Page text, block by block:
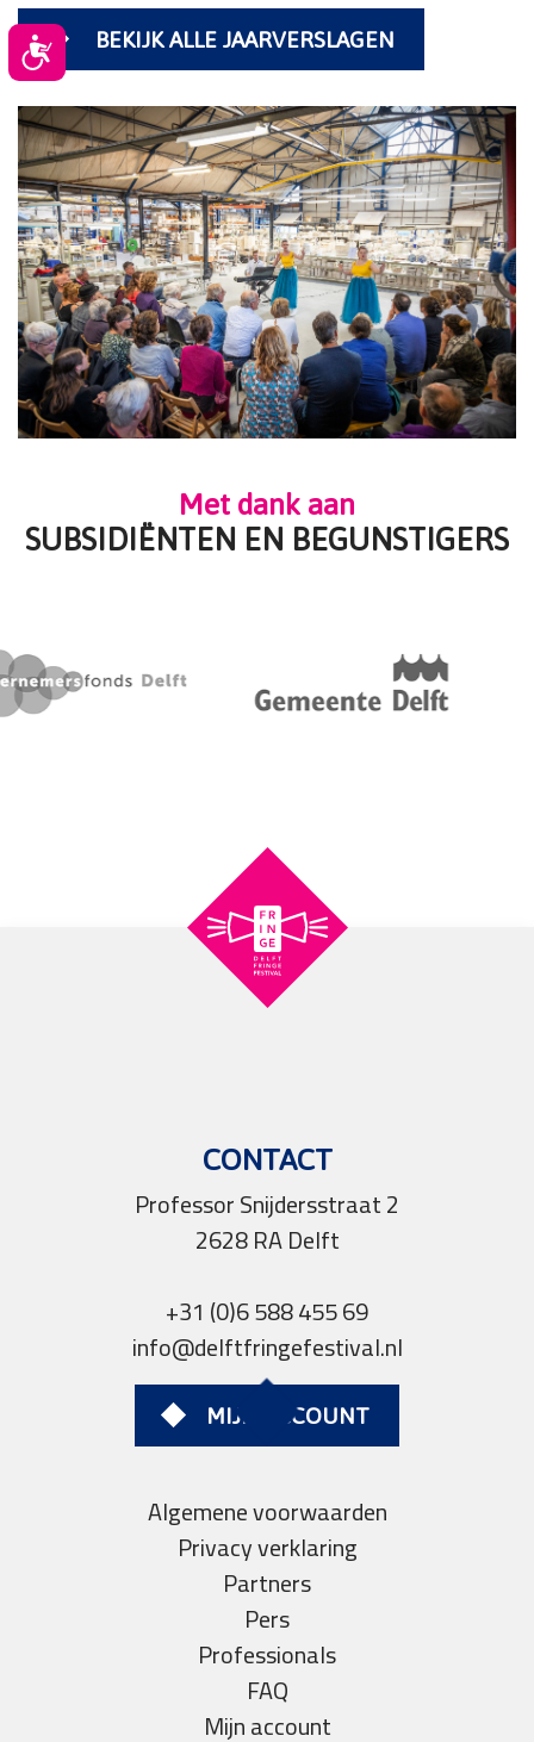
Toegankelijkheid
BEKIJK ALLE JAARVERSLAGEN
Met dank aan
SUBSIDIËNTEN EN BEGUNSTIGERS
CONTACT
Professor Snijdersstraat 2
2628 RA Delft
+31 (0)6 588 455 69
info@delftfringefestival.nl
MIJN ACCOUNT
Algemene voorwaarden
Privacy verklaring
Partners
Pers
Professionals
FAQ
Mijn account